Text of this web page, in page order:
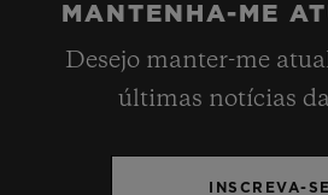
MANTENHA-ME
Desejo manter-me
últimas notícias
INSCREVA-SE